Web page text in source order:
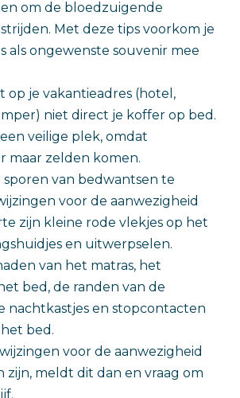
om de bloedzuigende
Met deze tips voorkom je
als ongewenste souvenir mee
op je vakantieadres (hotel,
niet direct je koffer op bed.
veilige plek, omdat
maar zelden komen.
van bedwantsen te
voor de aanwezigheid
zijn kleine rode vlekjes op het
en uitwerpselen.
van het matras, het
bed, de randen van de
nachtkastjes en stopcontacten
bed.
voor de aanwezigheid
zijn, meldt dit dan en vraag om